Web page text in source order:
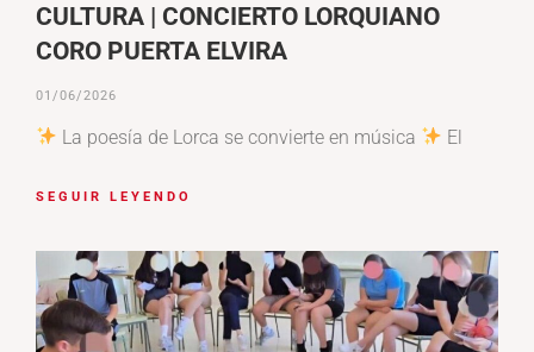
CULTURA | CONCIERTO LORQUIANO
CORO PUERTA ELVIRA
01/06/2026
La poesía de Lorca se convierte en música El
SEGUIR LEYENDO